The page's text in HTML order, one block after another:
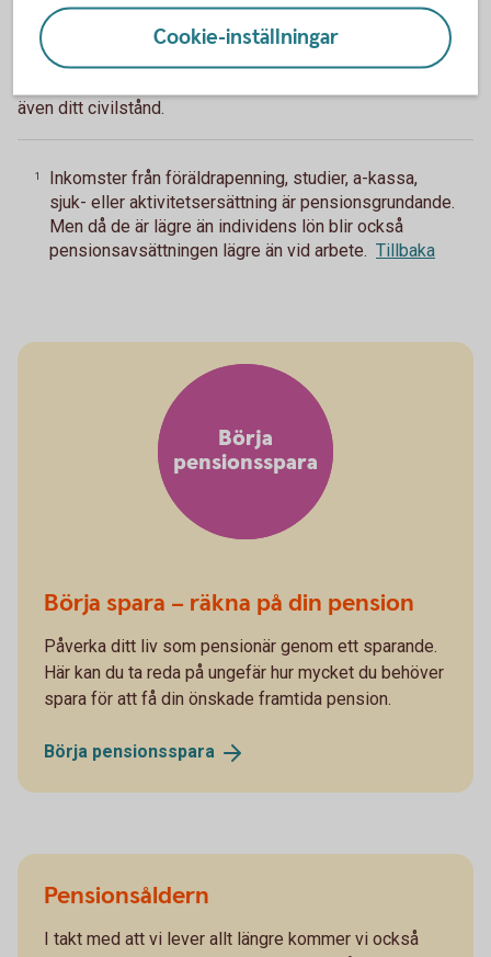
Har du haft liten eller ingen arbetsinkomst under livet har du
rätt till garantipension. Den baseras främst på hur stor din
även ditt civilstånd.
1
Inkomster från föräldrapenning, studier, a-kassa,
sjuk- eller aktivitetsersättning är pensionsgrundande.
Men då de är lägre än individens lön blir också
pensionsavsättningen lägre än vid arbete. Tillbaka
Börja
pensionsspara
Börja spara – räkna på din pension
Påverka ditt liv som pensionär genom ett sparande.
Här kan du ta reda på ungefär hur mycket du behöver
spara för att få din önskade framtida pension.
Börja pensionsspara
Pensionsåldern
I takt med att vi lever allt längre kommer vi också
Cookie-inställningar